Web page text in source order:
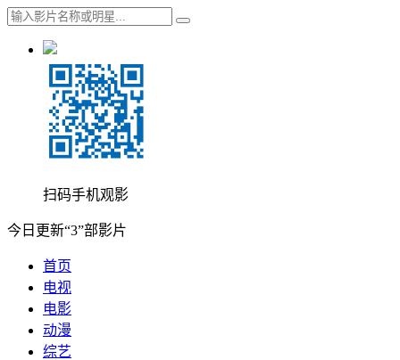
扫码手机观影
今日更新“3”部影片
首页
电视
电影
动漫
综艺